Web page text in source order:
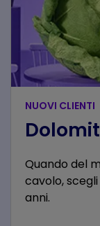
NUOVI CLIENTI
Quando del
cavolo,
anni.